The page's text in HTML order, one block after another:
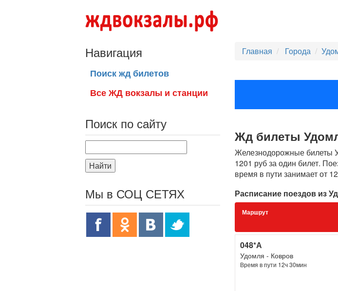
Главная Города
Жд билеты
Железнодорожные билеты
1201 руб за один билет.
время в пути занимает от
Расписание поездов из
Маршрут
048*А
Удомля - Ковров
Время в пути 12ч 30мин
Навигация
Поиск жд билетов
Все ЖД вокзалы и станции
Поиск по сайту
Найти
Мы в СОЦ СЕТЯХ